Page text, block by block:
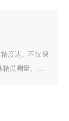
度达。不仅保
度测量。